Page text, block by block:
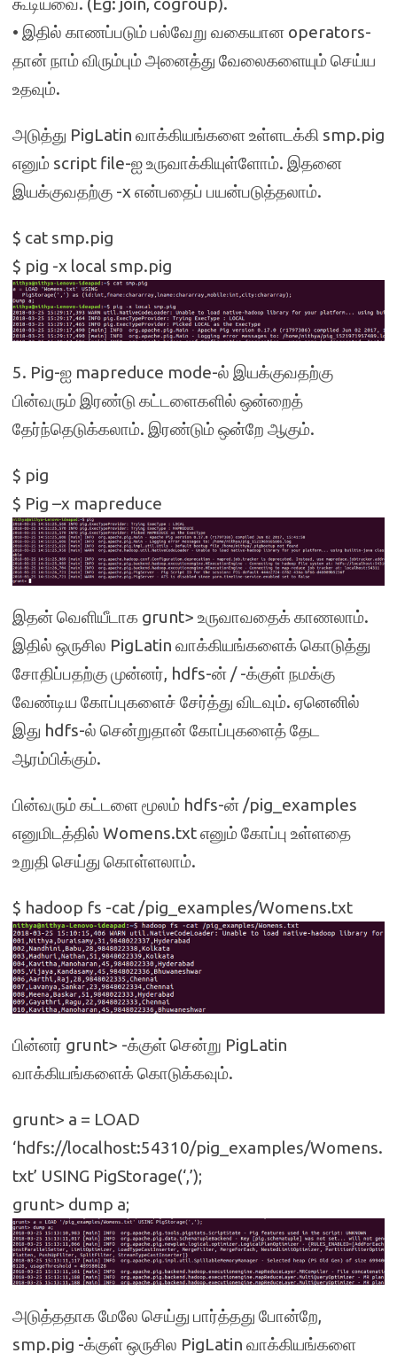
• இதில் காணப்படும் பல்வேறு வகையான operators-
தான் நாம் விரும்பும் அனைத்து வேலைகளையும் செய்ய
உதவும்.
அடுத்து PigLatin வாக்கியங்களை உள்ளடக்கி smp.pig
எனும் script file-ஐ உருவாக்கியுள்ளோம். இதனை
இயக்குவதற்கு -x என்பதைப் பயன்படுத்தலாம்.
$ cat smp.pig
$ pig -x local smp.pig
5. Pig-ஐ mapreduce mode-ல் இயக்குவதற்கு
பின்வரும் இரண்டு கட்டளைகளில் ஒன்றைத்
தேர்ந்தெடுக்கலாம். இரண்டும் ஒன்றே ஆகும்.
$ pig
$ Pig –x mapreduce
இதன் வெளியீடாக grunt> உருவாவதைக் காணலாம்.
இதில் ஒருசில PigLatin வாக்கியங்களைக் கொடுத்து
சோதிப்பதற்கு முன்னர், hdfs-ன் / -க்குள் நமக்கு
வேண்டிய கோப்புகளைச் சேர்த்து விடவும். ஏனெனில்
இது hdfs-ல் சென்றுதான் கோப்புகளைத் தேட
ஆரம்பிக்கும்.
பின்வரும் கட்டளை மூலம் hdfs-ன் /pig_examples
எனுமிடத்தில் Womens.txt எனும் கோப்பு உள்ளதை
உறுதி செய்து கொள்ளலாம்.
$ hadoop fs -cat /pig_examples/Womens.txt
பின்னர் grunt> -க்குள் சென்று PigLatin
வாக்கியங்களைக் கொடுக்கவும்.
grunt> a = LOAD
‘hdfs://localhost:54310/pig_examples/Womens.
txt’ USING PigStorage(‘,’);
grunt> dump a;
அடுத்ததாக மேலே செய்து பார்த்தது போன்றே,
smp.pig -க்குள் ஒருசில PigLatin வாக்கியங்களை